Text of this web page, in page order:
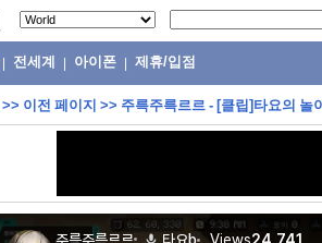
전세계 아이폰 제휴/입점
>> 이전 페이지 >> 주륵주륵르르 - [클립]타요의 놀